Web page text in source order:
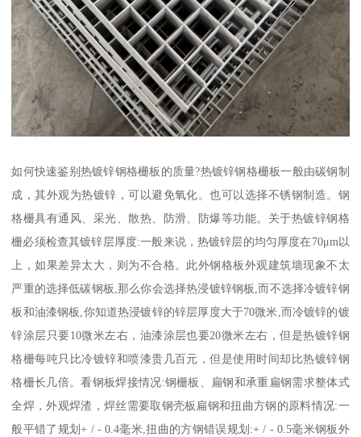
如何快速鉴别热镀锌钢格栅板的质量?热镀锌钢格栅板一般由碳钢制
成，其外观为热镀锌，可以避免氧化。也可以选择不锈钢制造。钢
格栅具有通风、采光、散热、防滑、防爆等功能。关于热镀锌钢格
栅必须检查其镀锌层厚度:一般来说，热镀锌层的均匀厚度在70μm以
上，如果差异太大，则为不合格。此外钢格板外观建筑墙现象不太
严重的选择低碳钢板,那么你会选择热浸镀锌钢板,而不选择冷镀锌钢
板和油漆钢板,你知道热浸镀锌的锌层厚度大于70微米,而冷镀锌的镀
锌涂层只要10微米左右，油漆涂层也要20微米左右，但是热镀锌钢
格栅每吨只比冷镀锌和喷漆贵几百元，但是使用时间却比热镀锌钢
格栅长几倍。看钢板焊接情况:钢栅板、扁钢和承重扁钢需求整体式
全焊，外观焊渣，焊丝需要取钢壳板扁钢和扭曲方钢的原料情况:一
般平错了规划+ / - 0.4毫米,扭曲的方钢错误规划:+ / - 0.5毫米钢板外